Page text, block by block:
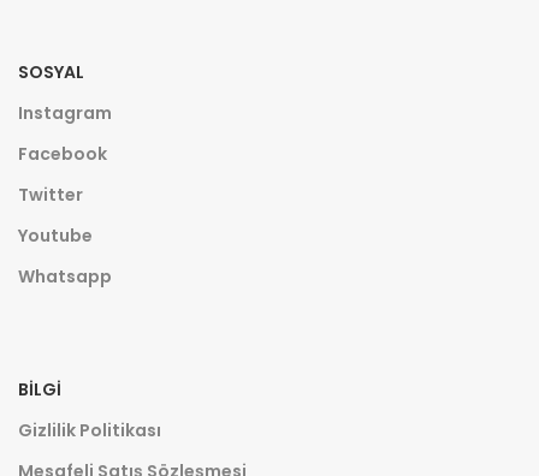
SOSYAL
Instagram
Facebook
Twitter
Youtube
Whatsapp
BILGI
Gizlilik Politikası
Mesafeli Satış Sözleşmesi